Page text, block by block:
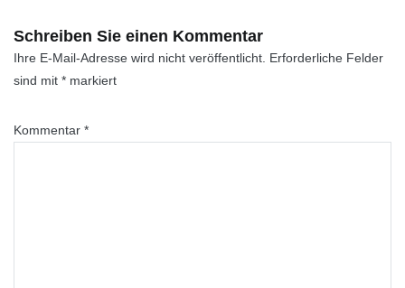
Schreiben Sie einen Kommentar
Ihre E-Mail-Adresse wird nicht veröffentlicht. Erforderliche Felder
sind mit * markiert
Kommentar *